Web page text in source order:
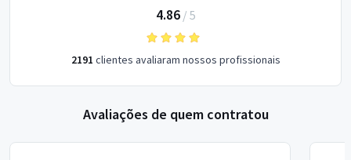
4.86/ 5
2191 clientes avaliaram nossos profissionais
Avaliações de quem contratou